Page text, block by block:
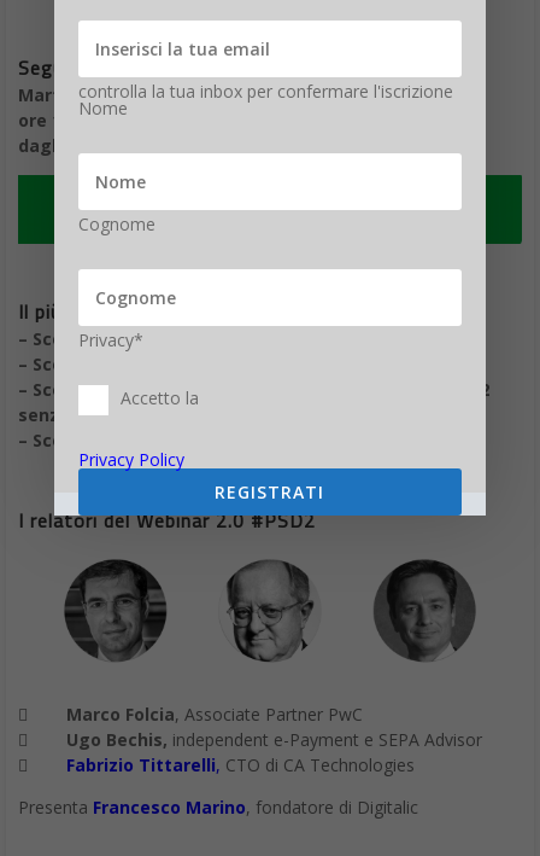
Segui in diretta il webinar #PSD2
Martedì 27 Giugno
ore 15,30
dagli studi TV RAI
Il più innovativo evento sulla PSD2
– Scopri cosa prevede la direttiva
– Scopri i cambiamenti necessari in ambito sicurezza.
– Scopri le 5 regole da seguire per adeguarsi alla PSD2
senza problemi
– Scopri come cogliere nuove opportunità con la PSD2
I relatori del Webinar 2.0 #PSD2
 Marco Folcia, Associate Partner PwC
 Ugo Bechis, independent e-Payment e SEPA Advisor
 Fabrizio Tittarelli, CTO di CA Technologies
Presenta Francesco Marino, fondatore di Digitalic
controlla la tua inbox per confermare l'iscrizione
Nome
Cognome
Privacy*
Accetto la
Privacy Policy
REGISTRATI